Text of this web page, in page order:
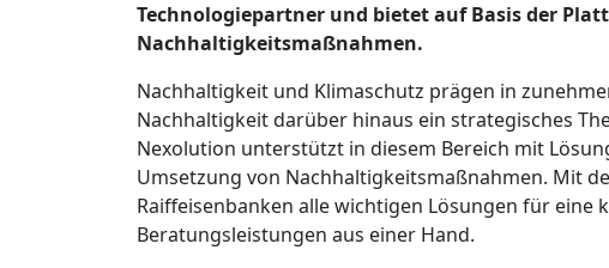
Technologiepartner und bietet auf Basis der
Nachhaltigkeitsmaßnahmen.
Nachhaltigkeit und Klimaschutz prägen in
Nachhaltigkeit darüber hinaus ein strategisches
Nexolution unterstützt in diesem Bereich mit
Umsetzung von Nachhaltigkeitsmaßnahmen. Mit
Raiffeisenbanken alle wichtigen Lösungen für
Beratungsleistungen aus einer Hand.